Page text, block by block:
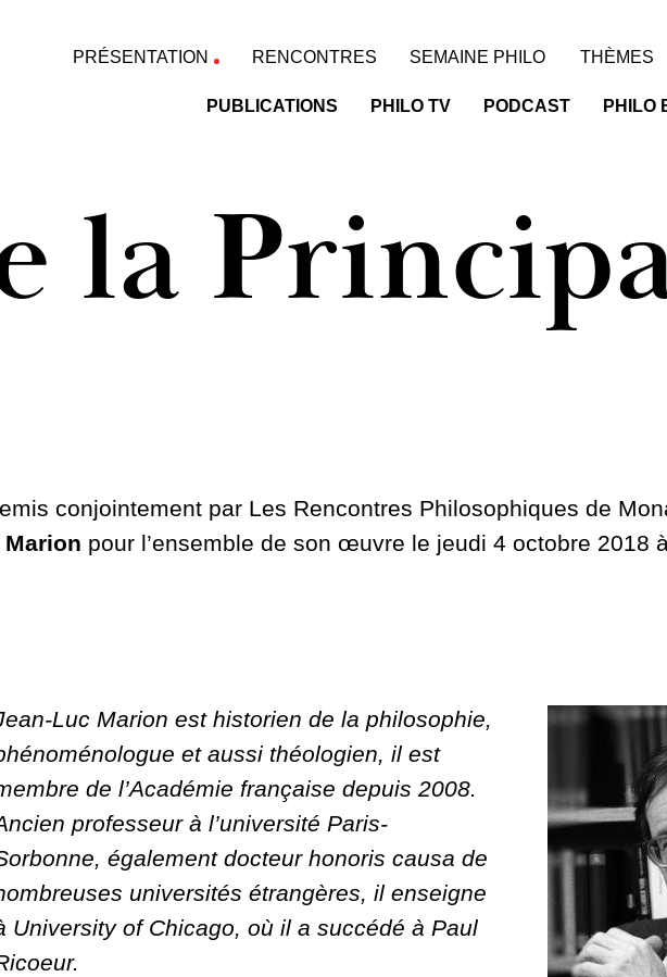
PRÉSENTATION RENCONTRES SEMAINE PHILO THÈMES
PUBLICATIONS PHILO TV PODCAST PHILO
la
conjointement par Les Rencontres Philosophiques de
pour l’ensemble de son œuvre le jeudi 4 octobre 2018
Luc Marion est historien de la philosophie,
et aussi théologien, il est
de l’Académie française depuis 2008.
professeur à l’université Paris-
également docteur honoris causa de
universités étrangères, il enseigne
University of Chicago, où il a succédé à Paul